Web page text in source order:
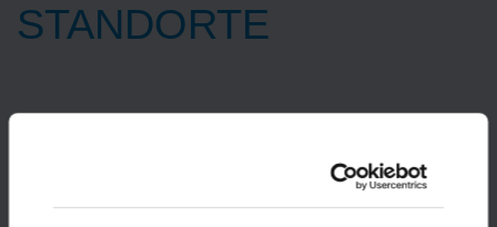
STANDORTE